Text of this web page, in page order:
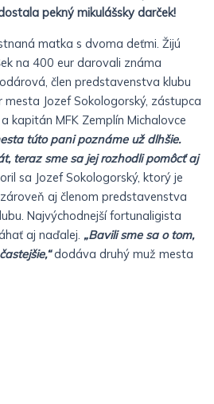
pekný mikulášsky darček!
matka s dvoma deťmi. Žijú
na 400 eur darovali známa
člen predstavenstva klubu
Jozef Sokologorský, zástupca
kapitán MFK Zemplín Michalovce
túto pani poznáme už dlhšie.
teraz sme sa jej rozhodli pomôcť aj
sa Jozef Sokologorský, ktorý je
aj členom predstavenstva
Najvýchodnejší fortunaligista
aj naďalej. „Bavili sme sa o tom,
dodáva druhý muž mesta